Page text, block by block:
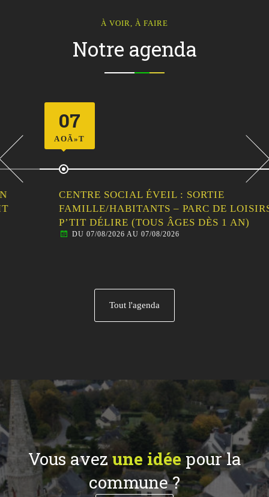
À VOIR, À FAIRE
Notre agenda
AOÃ»T
CENTRE SOCIAL ÉVEIL : SORTIE
FAMILLE/HABITANTS – PARC DE LOISIRS LE
P’TIT DÉLIRE (TOUS ÂGES DÈS 1 AN)
DU 07/08/2026 AU 07/08/2026
Tout l'agenda
Vous avezune idéepour la
commune ?